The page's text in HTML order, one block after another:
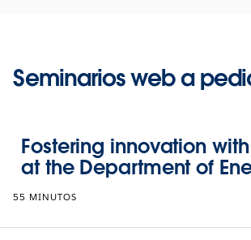
Seminarios web a
Fostering innovation
at the Department of
55 MINUTOS